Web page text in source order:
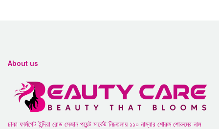
About us
ঢাকা ফার্মগেট ইন্দিরা রোড সেজান পয়েন্ট মার্কেট নিচতলায় ১১০ নাম্বার শোরুম শোরুমের নাম